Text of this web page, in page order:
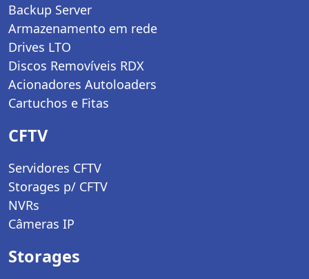
Backup Server
Armazenamento em rede
Drives LTO
Discos Removíveis RDX
Acionadores Autoloaders
Cartuchos e Fitas
CFTV
Servidores CFTV
Storages p/ CFTV
NVRs
Câmeras IP
Storages